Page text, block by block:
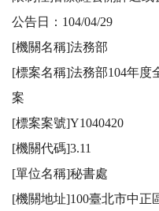
公告日：104/04/29
[機關名稱]法務部
[標案名稱]法務部104年度
案
[標案案號]Y1040420
[機關代碼]3.11
[單位名稱]秘書處
[機關地址]100臺北市中正